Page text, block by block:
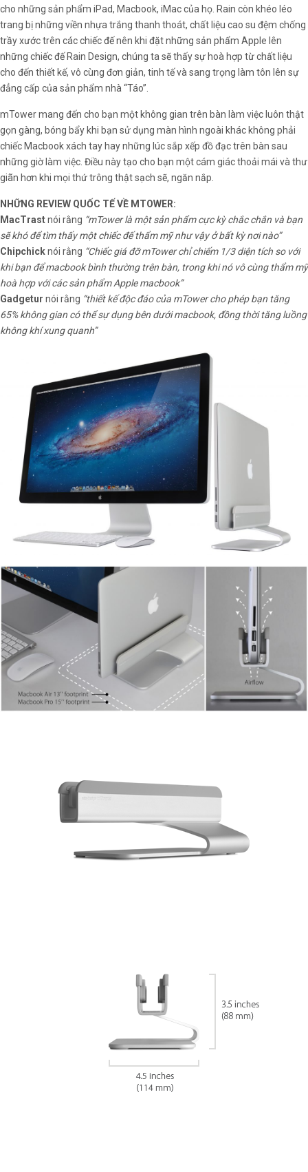
cho những sản phẩm iPad, Macbook, iMac của họ. Rain còn khéo léo
trang bị những viền nhựa trắng thanh thoát, chất liệu cao su đệm chống
trầy xước trên các chiếc đế nên khi đặt những sản phẩm Apple lên
những chiếc đế Rain Design, chúng ta sẽ thấy sự hoà hợp từ chất liệu
cho đến thiết kế, vô cùng đơn giản, tinh tế và sang trọng làm tôn lên sự
đẳng cấp của sản phẩm nhà “Táo”.
mTower mang đến cho bạn một không gian trên bàn làm việc luôn thật
gọn gàng, bóng bẩy khi bạn sử dụng màn hình ngoài khác không phải
chiếc Macbook xách tay hay những lúc sắp xếp đồ đạc trên bàn sau
những giờ làm việc. Điều này tạo cho bạn một cám giác thoải mái và thư
giãn hơn khi mọi thứ trông thật sạch sẽ, ngăn nắp.
NHỮNG REVIEW QUỐC TẾ VỀ MTOWER:
MacTrastnói rằng “mTower là một sản phẩm cực kỳ chắc chắn và bạn
sẽ khó để tìm thấy một chiếc đế thẩm mỹ như vậy ở bất kỳ nơi nào”
Chipchicknói rằng “Chiếc giá đỡ mTower chỉ chiếm 1/3 diện tích so với
khi bạn để macbook bình thường trên bàn, trong khi nó vô cùng thẩm mỹ
hoà hợp với các sản phẩm Apple macbook”
Gadgetur nói rằng “thiết kế độc đáo của mTower cho phép bạn tăng
65% không gian có thể sự dụng bên dưới macbook, đồng thời tăng luồng
không khí xung quanh”